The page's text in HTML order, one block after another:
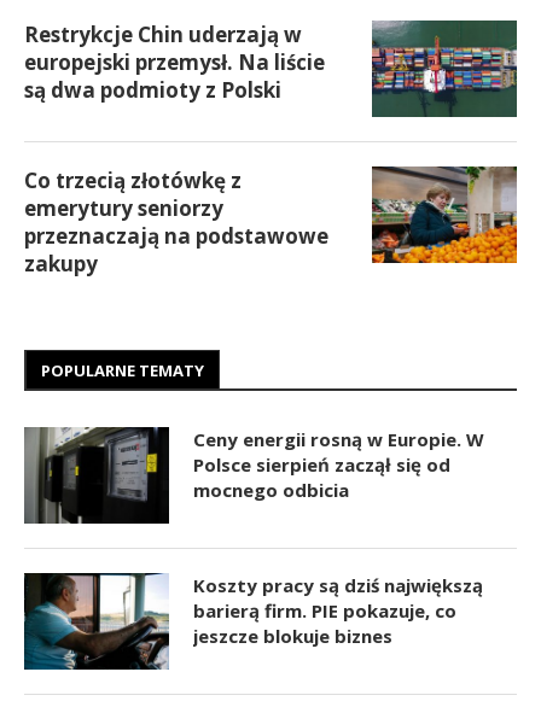
Restrykcje Chin uderzają w
europejski przemysł. Na liście
są dwa podmioty z Polski
Co trzecią złotówkę z
emerytury seniorzy
przeznaczają na podstawowe
zakupy
POPULARNE TEMATY
Ceny energii rosną w Europie. W
Polsce sierpień zaczął się od
mocnego odbicia
Koszty pracy są dziś największą
barierą firm. PIE pokazuje, co
jeszcze blokuje biznes